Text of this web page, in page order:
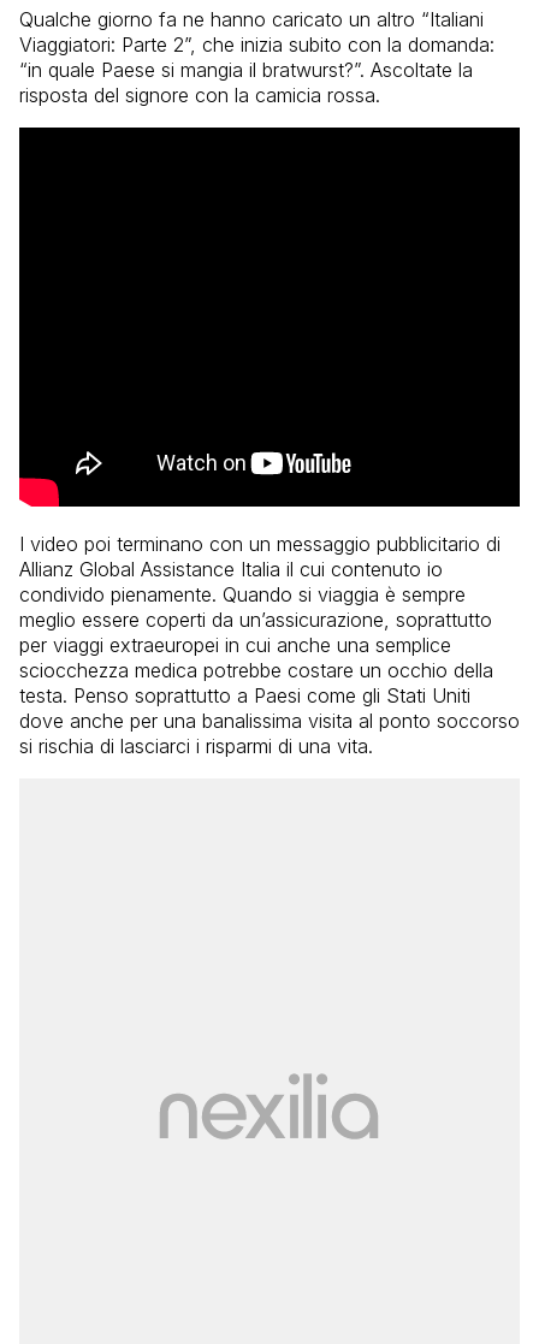
Qualche giorno fa ne hanno caricato un altro “Italiani
Viaggiatori: Parte 2”, che inizia subito con la domanda:
“in quale Paese si mangia il bratwurst?”. Ascoltate la
risposta del signore con la camicia rossa.
I video poi terminano con un messaggio pubblicitario di
Allianz Global Assistance Italia il cui contenuto io
condivido pienamente. Quando si viaggia è sempre
meglio essere coperti da un’assicurazione, soprattutto
per viaggi extraeuropei in cui anche una semplice
sciocchezza medica potrebbe costare un occhio della
testa. Penso soprattutto a Paesi come gli Stati Uniti
dove anche per una banalissima visita al ponto soccorso
si rischia di lasciarci i risparmi di una vita.